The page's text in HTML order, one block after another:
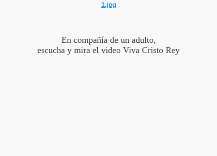
1.jpg
En compañía de un adulto,
escucha y mira el video Viva Cristo Rey